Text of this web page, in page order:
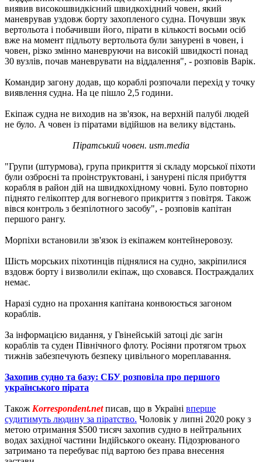
виявив високошвидкісний швидкохідний човен, який
маневрував уздовж борту захопленого судна. Почувши звук
вертольота і побачивши його, пірати в кількості восьми осіб
вже на момент підльоту вертольота були занурені в човен, і
човен, різко змінно маневруючи на високій швидкості понад
30 вузлів, почав маневрувати на віддалення", - розповів Варік.
Командир загону додав, що кораблі розпочали перехід у точку
виявлення судна. На це пішло 2,5 години.
Екіпаж судна не виходив на зв'язок, на верхній палубі людей
не було. А човен із піратами відійшов на велику відстань.
Піратський човен. usm.media
"Групи (штурмова), група прикриття зі складу морської піхоти
були озброєні та проінструктовані, і занурені після прибуття
корабля в район дій на швидкохідному човні. Було повторно
піднято гелікоптер для вогневого прикриття з повітря. Також
вівся контроль з безпілотного засобу", - розповів капітан
першого рангу.
Морпіхи встановили зв'язок із екіпажем контейнеровозу.
Шість морських піхотинців піднялися на судно, закріпилися
вздовж борту і визволили екіпаж, що сховався. Постраждалих
немає.
Наразі судно на прохання капітана конвоюється загоном
кораблів.
За інформацією видання, у Гвінейській затоці діє загін
кораблів та суден Північного флоту. Росіяни протягом трьох
тижнів забезпечують безпеку цивільного мореплавання.
Захопив судно та базу: СБУ розповіла про першого
українського пірата
Також Korrespondent.netписав, що в Україні вперше
судитимуть людину за піратство. Чоловік у липні 2020 року з
метою отримання $500 тисяч захопив судно в нейтральних
водах західної частини Індійського океану. Підозрюваного
затримано та перебуває під вартою без права внесення